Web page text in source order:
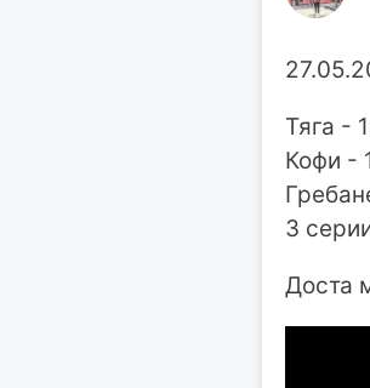
Тяга -
Кофи -
3
Доста